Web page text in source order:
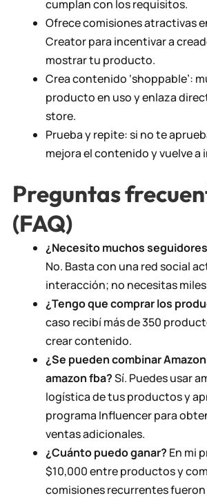
cumplan con los requisitos.
Ofrece comisiones atractivas
Creator para incentivar a
mostrar tu producto.
Crea contenido ‘shoppable’:
producto en uso y enlaza
store.
Prueba y repite: si no te
mejora el contenido y vuelve a
Preguntas
(FAQ)
¿Necesito muchos
No. Basta con una red social
interacción; no necesitas
¿Tengo que comprar los
caso recibí más de 350
crear contenido.
¿Se pueden combinar
amazon fba?Sí. Puedes usar
logística de tus productos y
programa Influencer para
ventas adicionales.
¿Cuánto puedo ganar? En mi
$10,000 entre productos y
comisiones recurrentes fueron